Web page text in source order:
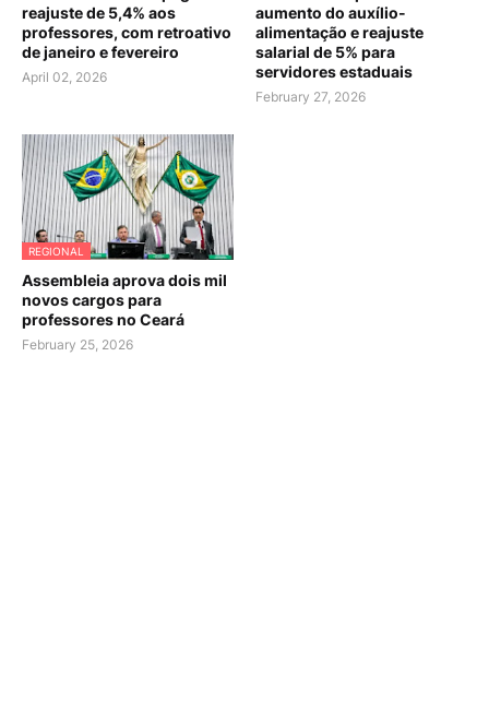
reajuste de 5,4% aos
professores, com retroativo
de janeiro e fevereiro
April 02, 2026
aumento do auxílio-
alimentação e reajuste
salarial de 5% para
servidores estaduais
February 27, 2026
REGIONAL
Assembleia aprova dois mil
novos cargos para
professores no Ceará
February 25, 2026